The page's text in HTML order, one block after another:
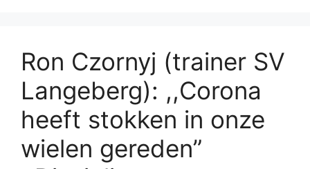
Ron Czornyj (trainer SV
Langeberg): ,,Corona
heeft stokken in onze
wielen gereden”